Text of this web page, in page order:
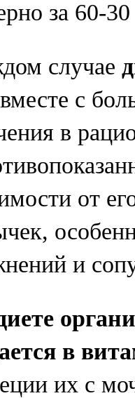
за 60-
случае
вместе с
в
от
и
в
их с